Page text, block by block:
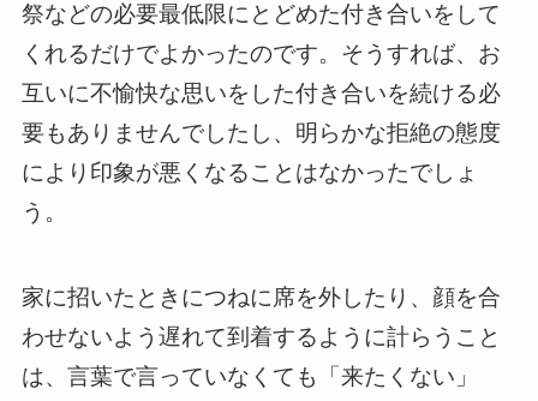
祭などの必要最低限にとどめた付き合いをして
くれるだけでよかったのです。そうすれば、お
互いに不愉快な思いをした付き合いを続ける必
要もありませんでしたし、明らかな拒絶の態度
により印象が悪くなることはなかったでしょ
う。
家に招いたときにつねに席を外したり、顔を合
わせないよう遅れて到着するように計らうこと
は、言葉で言っていなくても「来たくない」